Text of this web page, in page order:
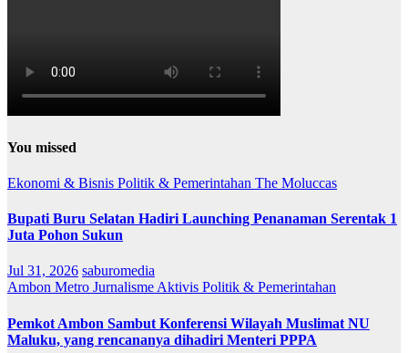
You missed
Ekonomi & Bisnis Politik & Pemerintahan The Moluccas
Bupati Buru Selatan Hadiri Launching Penanaman Serentak 1
Juta Pohon Sukun
Jul 31, 2026 saburomedia
Ambon Metro Jurnalisme Aktivis Politik & Pemerintahan
Pemkot Ambon Sambut Konferensi Wilayah Muslimat NU
Maluku, yang rencananya dihadiri Menteri PPPA